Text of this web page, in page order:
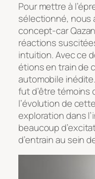
Pour mettre à
sélectionné, nous
concept-car
réactions
intuition. Avec ce
étions en train de
automobile
fut d’être témoins
l’évolution de
exploration dans
beaucoup
d’entrain au sein